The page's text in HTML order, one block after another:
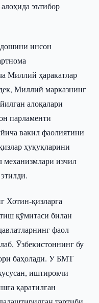
эътибор
инсон
Миллий ҳаракатлар
Миллий марказнинг
алоқалари
парламенти
вакил фаолиятини
ҳуқуқларини
изчил
Хотин-қизларга
қўмитаси билан
фаол
Ўзбекистоннинг бу
баҳолади. У БМТ
иштирокчи
қаратилган